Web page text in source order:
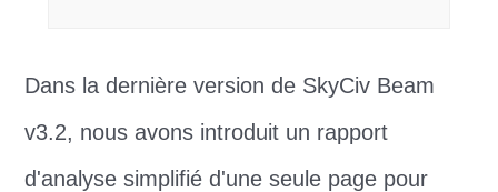
Dans la dernière version de SkyCiv Beam
v3.2, nous avons introduit un rapport
d'analyse simplifié d'une seule page pour